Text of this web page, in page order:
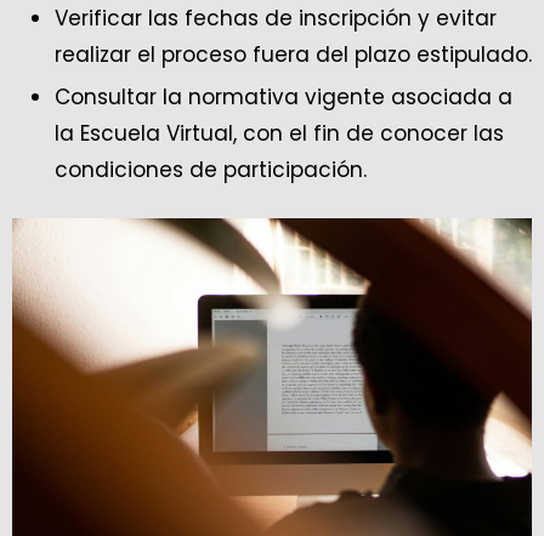
Verificar las fechas de inscripción y evitar
realizar el proceso fuera del plazo estipulado.
Consultar la normativa vigente asociada a
la Escuela Virtual, con el fin de conocer las
condiciones de participación.